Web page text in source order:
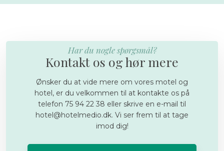
Har du nogle spørgsmål?
Kontakt os og hør mere
​Ønsker du at vide mere om vores motel og
hotel, er du velkommen til at kontakte os på
telefon 75 94 22 38 eller skrive en e-mail til
hotel@hotelmedio.dk. Vi ser frem til at tage
imod dig!